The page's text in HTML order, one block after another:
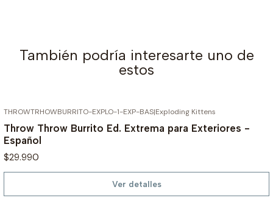
También podría interesarte uno de
estos
THROWTRHOWBURRITO-EXPLO-1-EXP-BAS|Exploding Kittens
Throw Throw Burrito Ed. Extrema para Exteriores -
Español
$29.990
Ver detalles